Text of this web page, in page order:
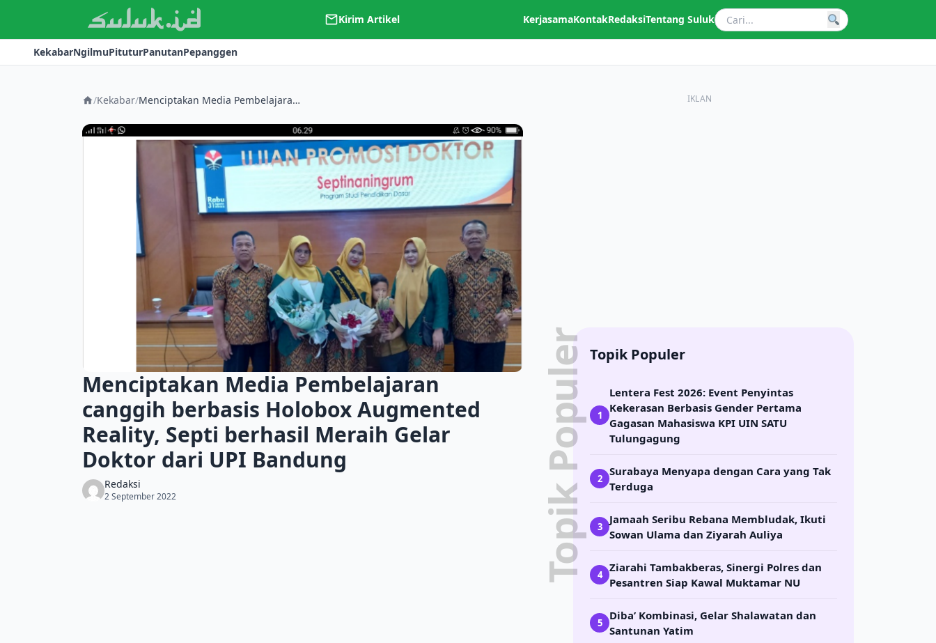
Kirim Artikel KerjasamaKontakRedaksiTentang Suluk
KekabarNgilmuPituturPanutanPepanggen
/Kekabar/ Menciptakan Media Pembelajaran canggih berbasis Holobox Augmented Reality, Septi berhasil Meraih Gelar Doktor dari UPI Bandung
Menciptakan Media Pembelajaran
canggih berbasis Holobox Augmented
Reality, Septi berhasil Meraih Gelar
Doktor dari UPI Bandung
Redaksi
2 September 2022
IKLAN
Topik PopulerTopik Populer
1
Lentera Fest 2026: Event Penyintas
Kekerasan Berbasis Gender Pertama
Gagasan Mahasiswa KPI UIN SATU
Tulungagung
2
Surabaya Menyapa dengan Cara yang Tak
Terduga
3
Jamaah Seribu Rebana Membludak, Ikuti
Sowan Ulama dan Ziyarah Auliya
4
Ziarahi Tambakberas, Sinergi Polres dan
Pesantren Siap Kawal Muktamar NU
5
Diba’ Kombinasi, Gelar Shalawatan dan
Santunan Yatim